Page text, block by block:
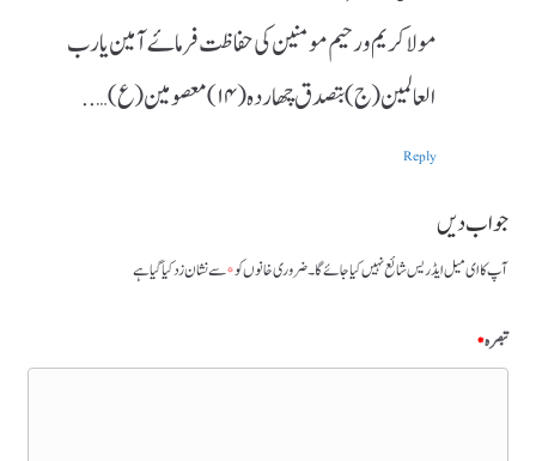
مولا کریم و رحیم مومنین کی حفاظت فرماۓ آمین یا رب
العالمین(ج) بتصدق چهارده(۱۴) معصومین(ع)…..
Reply
جواب دیں
آپ کا ای میل ایڈریس شائع نہیں کیا جائے گا۔ضروری خانوں کو*سے نشان زد کیا گیا ہے
تبصرہ*